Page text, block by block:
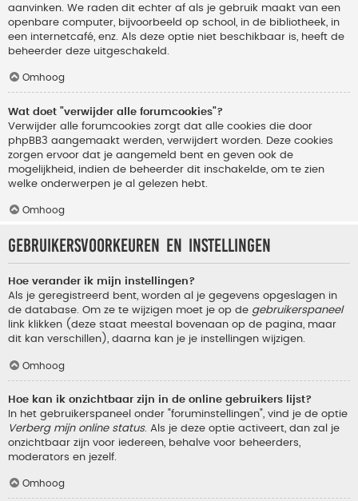
aanvinken. We raden dit echter af als je gebruik maakt van een
openbare computer, bijvoorbeeld op school, in de bibliotheek, in
een internetcafé, enz. Als deze optie niet beschikbaar is, heeft de
beheerder deze uitgeschakeld.
Omhoog
Wat doet "verwijder alle forumcookies"?
Verwijder alle forumcookies zorgt dat alle cookies die door
phpBB3 aangemaakt werden, verwijdert worden. Deze cookies
zorgen ervoor dat je aangemeld bent en geven ook de
mogelijkheid, indien de beheerder dit inschakelde, om te zien
welke onderwerpen je al gelezen hebt.
Omhoog
Gebruikersvoorkeuren en instellingen
Hoe verander ik mijn instellingen?
Als je geregistreerd bent, worden al je gegevens opgeslagen in
de database. Om ze te wijzigen moet je op de gebruikerspaneel
link klikken (deze staat meestal bovenaan op de pagina, maar
dit kan verschillen), daarna kan je je instellingen wijzigen.
Omhoog
Hoe kan ik onzichtbaar zijn in de online gebruikers lijst?
In het gebruikerspaneel onder "foruminstellingen", vind je de optie
Verberg mijn online status. Als je deze optie activeert, dan zal je
onzichtbaar zijn voor iedereen, behalve voor beheerders,
moderators en jezelf.
Omhoog